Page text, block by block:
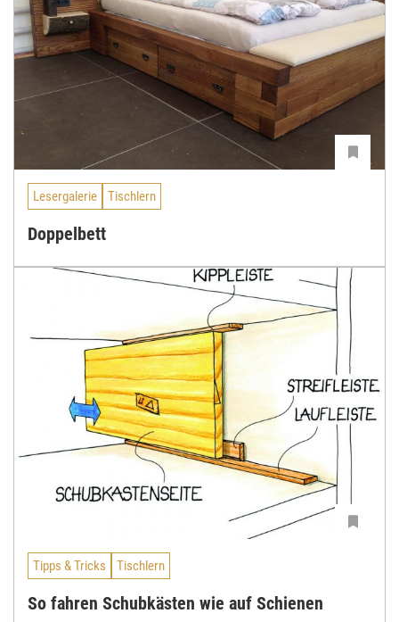
Lesergalerie Tischlern
Doppelbett
Tipps & Tricks Tischlern
So fahren Schubkästen wie auf Schienen